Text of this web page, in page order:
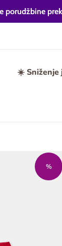
porudžbine
☀️ Sniženje
%